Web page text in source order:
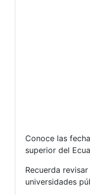
Conoce las
superior del
Recuerda
universidades